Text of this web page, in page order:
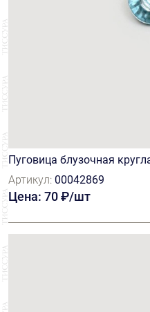
Пуговица блузочная
озрачного нейлона. Цвет
Артикул: 00042869
Цена: 70 ₽/шт